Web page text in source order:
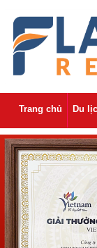
Trang chủ Du